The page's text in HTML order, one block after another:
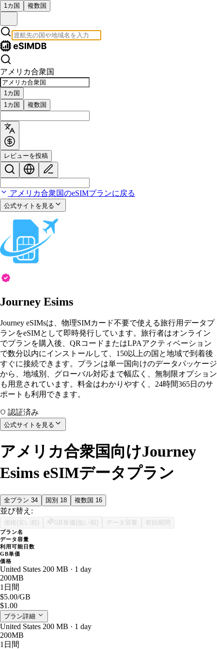
1カ国 複数国
アメリカ合衆国
1カ国
1カ国
複数国
レビューを投稿
アメリカ合衆国のeSIMプランに戻る
公式サイトを見る
Journey Esims
Journey eSIMsは、物理SIMカード不要で使える旅行用データプ
ランをeSIMとして即時発行しています。旅行者はオンライン
でプランを購入後、QRコードまたはLPAアクティベーション
で数分以内にインストールして、150以上の国と地域で到着後
すぐに接続できます。プランは単一国向けのデータパッケージ
から、地域別、グローバル対応まで幅広く、無制限オプション
も用意されています。料金はわかりやすく、24時間365日のサ
ポートも利用できます。
認証済み
公式サイトを見る
アメリカ合衆国向けJourney
Esims eSIMデータプラン
全プラン 34 国別 18 複数国 16
並び替え:
価格(安い順) GB単価(低い順) データ容量 有効期間
プラン名
データ容量
利用可能日数
GB単価
価格
United States 200 MB · 1 day
200MB
1日間
$5.00/GB
$1.00
プラン詳細
United States 200 MB · 1 day
200MB
1日間